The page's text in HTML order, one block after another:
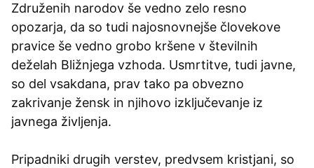
Združenih narodov še vedno zelo resno
opozarja, da so tudi najosnovnejše človekove
pravice še vedno grobo kršene v številnih
deželah Bližnjega vzhoda. Usmrtitve, tudi javne,
so del vsakdana, prav tako pa obvezno
zakrivanje žensk in njihovo izključevanje iz
javnega življenja.
Pripadniki drugih verstev, predvsem kristjani, so